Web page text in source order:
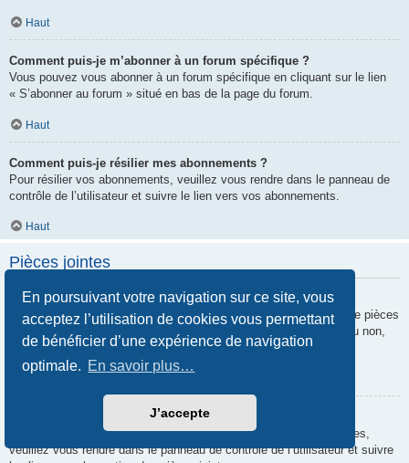
En poursuivant votre navigation sur ce site, vous
acceptez l’utilisation de cookies vous permettant
de bénéficier d’une expérience de navigation
optimale. En savoir plus…
J’accepte
Haut
Comment puis-je m’abonner à un forum spécifique ?
Vous pouvez vous abonner à un forum spécifique en cliquant sur le lien
« S’abonner au forum » situé en bas de la page du forum.
Haut
Comment puis-je résilier mes abonnements ?
Pour résilier vos abonnements, veuillez vous rendre dans le panneau de
contrôle de l’utilisateur et suivre le lien vers vos abonnements.
Haut
Pièces jointes
Quelles pièces jointes sont autorisées sur ce forum ?
Chaque administrateur peut autoriser ou interdire certains types de pièces
jointes. Si vous n’êtes pas certain de savoir ce qui est autorisé ou non,
nous vous invitons à contacter un administrateur du forum.
Comment puis-je retrouver toutes mes pièces jointes ?
Pour retrouver la liste des pièces jointes que vous avez transférées,
veuillez vous rendre dans le panneau de contrôle de l’utilisateur et suivre